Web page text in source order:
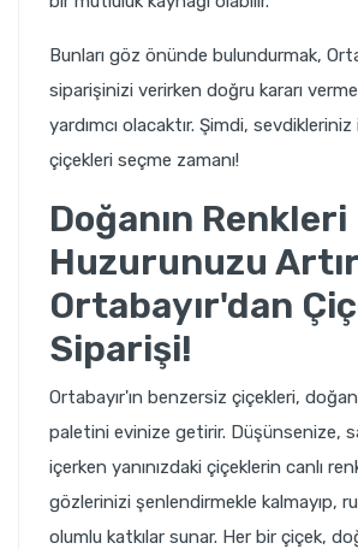
Bunları göz önünde bulundurmak,
siparişinizi verirken doğru kararı
yardımcı olacaktır. Şimdi,
çiçekleri seçme zamanı!
Doğanın Renkleri
Huzurunuzu
Ortabayır'dan
Siparişi!
Ortabayır'ın benzersiz çiçekleri,
paletini evinize getirir. Düşünsenize,
içerken yanınızdaki çiçeklerin canlı
gözlerinizi şenlendirmekle kalmayıp,
olumlu katkılar sunar. Her bir çiçek,